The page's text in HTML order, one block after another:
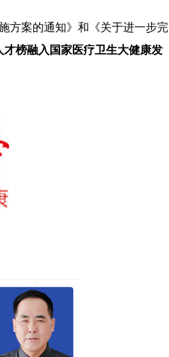
方案的通知》和《关于进一步完
才榜融入国家医疗卫生大健康发